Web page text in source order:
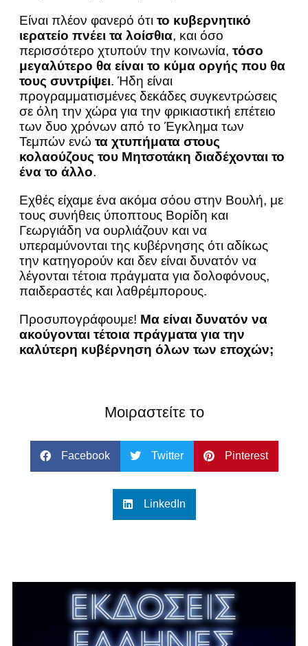
Είναι πλέον φανερό ότι το κυβερνητικό
ιερατείο πνέει τα λοίσθια, και όσο
περισσότερο χτυπούν την κοινωνία, τόσο
μεγαλύτερο θα είναι το κύμα οργής που θα
τους συντρίψει. Ήδη είναι
προγραμματισμένες δεκάδες συγκεντρώσεις
σε όλη την χώρα για την φρικιαστική επέτειο
των δυο χρόνων από το Έγκλημα των
Τεμπών ενώ τα χτυπήματα στους
κολαούζους του Μητσοτάκη διαδέχονται το
ένα το άλλο.
Εχθές είχαμε ένα ακόμα σόου στην Βουλή, με
τους συνήθεις ύποπτους Βορίδη και
Γεωργιάδη να ουρλιάζουν και να
υπεραμύνονται της κυβέρνησης ότι αδίκως
την κατηγορούν και δεν είναι δυνατόν να
λέγονται τέτοια πράγματα για δολοφόνους,
παιδεραστές και λαθρέμπορους.
Προσυπογράφουμε! Μα είναι δυνατόν να
ακούγονται τέτοια πράγματα για την
καλύτερη κυβέρνηση όλων των εποχών;
Μοιραστείτε το
Facebook Twitter Pinterest
LinkedIn